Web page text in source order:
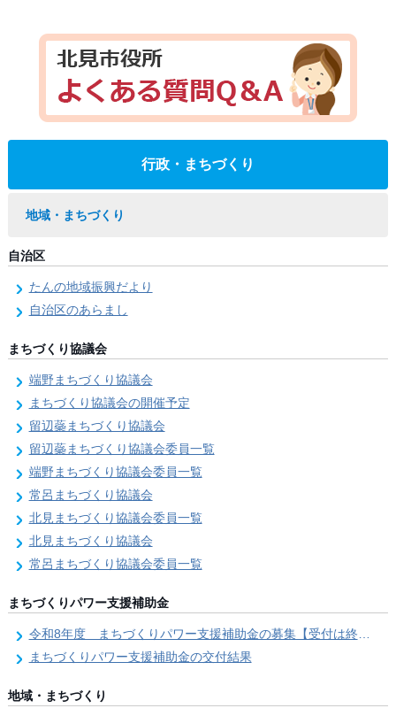
行政・まちづくり
地域・まちづくり
自治区
たんの地域振興だより
自治区のあらまし
まちづくり協議会
端野まちづくり協議会
まちづくり協議会の開催予定
留辺蘂まちづくり協議会
留辺蘂まちづくり協議会委員一覧
端野まちづくり協議会委員一覧
常呂まちづくり協議会
北見まちづくり協議会委員一覧
北見まちづくり協議会
常呂まちづくり協議会委員一覧
まちづくりパワー支援補助金
令和8年度 まちづくりパワー支援補助金の募集【受付は終了しました。】
まちづくりパワー支援補助金の交付結果
地域・まちづくり